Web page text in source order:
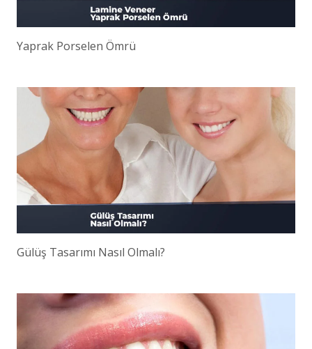
Yaprak Porselen Ömrü
Gülüş Tasarımı Nasıl Olmalı?